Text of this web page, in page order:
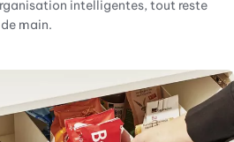
intelligentes, tout reste
main.